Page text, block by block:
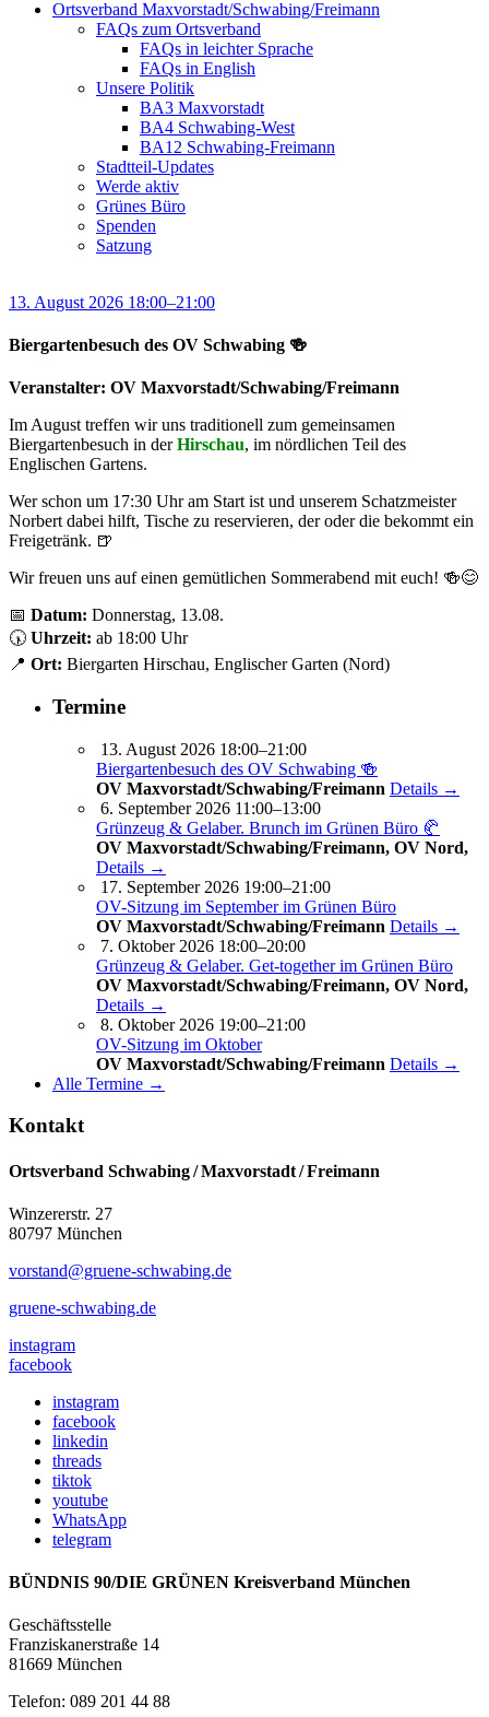
Ortsverband Maxvorstadt/Schwabing/Freimann
FAQs zum Ortsverband
FAQs in leichter Sprache
FAQs in English
Unsere Politik
BA3 Maxvorstadt
BA4 Schwabing-West
BA12 Schwabing-Freimann
Stadtteil-Updates
Werde aktiv
Grünes Büro
Spenden
Satzung
13. August 2026 18:00–21:00
Biergartenbesuch des OV Schwabing 🍻
Veranstalter: OV Maxvorstadt/Schwabing/Freimann
Im August treffen wir uns traditionell zum gemeinsamen
Biergartenbesuch in derHirschau, im nördlichen Teil des
Englischen Gartens.
Wer schon um 17:30 Uhr am Start ist und unserem Schatzmeister
Norbert dabei hilft, Tische zu reservieren, der oder die bekommt ein
Freigetränk. 🍺
Wir freuen uns auf einen gemütlichen Sommerabend mit euch! 🍻😊
📅 Datum: Donnerstag, 13.08.
🕠 Uhrzeit: ab 18:00 Uhr
📍 Ort: Biergarten Hirschau, Englischer Garten (Nord)
Termine
13. August 2026 18:00–21:00
Biergartenbesuch des OV Schwabing 🍻
OV Maxvorstadt/Schwabing/Freimann Details →
6. September 2026 11:00–13:00
Grünzeug & Gelaber. Brunch im Grünen Büro 🥐
OV Maxvorstadt/Schwabing/Freimann, OV Nord,
Details →
17. September 2026 19:00–21:00
OV-Sitzung im September im Grünen Büro
OV Maxvorstadt/Schwabing/Freimann Details →
7. Oktober 2026 18:00–20:00
Grünzeug & Gelaber. Get-to­ge­ther im Grünen Büro
OV Maxvorstadt/Schwabing/Freimann, OV Nord,
Details →
8. Oktober 2026 19:00–21:00
OV-Sitzung im Oktober
OV Maxvorstadt/Schwabing/Freimann Details →
Alle Termine →
Kontakt
Ortsverband Schwabing / Maxvorstadt ⁠/ Freimann
Winzererstr. 27
80797 München
vorstand@gruene-schwabing.de
gruene-schwabing.de
instagram
facebook
instagram
facebook
linkedin
threads
tiktok
youtube
WhatsApp
telegram
BÜNDNIS 90/DIE GRÜNEN Kreisverband München
Geschäftsstelle
Franziskanerstraße 14
81669 München
Telefon: 089 201 44 88